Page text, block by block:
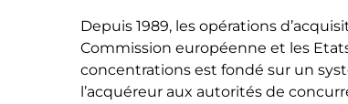
Depuis 1989, les opérations
Commission européenne et les
concentrations est fondé sur un
l’acquéreur aux autorités de